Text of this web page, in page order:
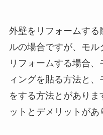
外壁をリフォームする
ルの場合ですが、モ
リフォームする場合
ィングを貼る方法と
をする方法とがありま
ットとデメリットがあ